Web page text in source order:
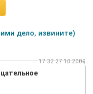
дело, извините)
17:32 27.10.2009